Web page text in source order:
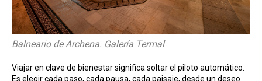
Balneario de Archena. Galería Termal
Viajar en clave de bienestar significa soltar el piloto automático.
Es elegir cada paso, cada pausa, cada paisaje, desde un deseo